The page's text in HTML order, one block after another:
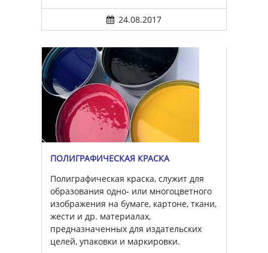
24.08.2017
ПОЛИГРАФИЧЕСКАЯ КРАСКА
Полиграфическая краска, служит для
образования одно- или многоцветного
изображения на бумаге, картоне, ткани,
жести и др. материалах,
предназначенных для издательских
целей, упаковки и маркировки.